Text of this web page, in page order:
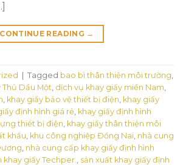
CONTINUE READING →
| Tagged bao bì thân thiện môi trường
Dầu Một dịch vụ khay giấy miền Nam
khay giấy bảo vệ thiết bị điện khay giấy
định hình giá rẻ khay giấy định hình
thiết bị điện khay giấy thân thiện môi
khẩu khu công nghiệp Đồng Nai nhà cung
nhà cung cấp khay giấy định hình
khay giấy Techper.
sản xuất khay giấy định